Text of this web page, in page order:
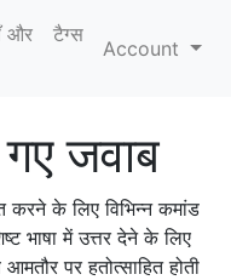
और
टैग्‍स
Account
जवाब
करने के लिए विभिन्न कमांड
भाषा में उत्तर देने के लिए
पर हतोत्साहित होती